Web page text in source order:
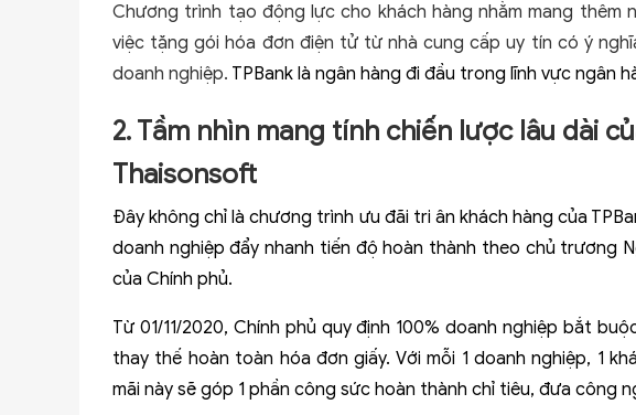
Chương trình tạo động lực cho khách hàng nhằm mang thêm
việc tặng gói hóa đơn điện tử từ nhà cung cấp uy tín có ý
doanh nghiệp. TPBank là ngân hàng đi đầu trong lĩnh vực ngân
2. Tầm nhìn mang tính chiến lược lâu dài
Thaisonsoft
Đây không chỉ là chương trình ưu đãi tri ân khách hàng của
doanh nghiệp đẩy nhanh tiến độ hoàn thành theo chủ trương
của Chính phủ.
Từ 01/11/2020, Chính phủ quy định 100% doanh nghiệp bắt
thay thế hoàn toàn hóa đơn giấy. Với mỗi 1 doanh nghiệp, 1
mãi này sẽ góp 1 phần công sức hoàn thành chỉ tiêu, đưa công